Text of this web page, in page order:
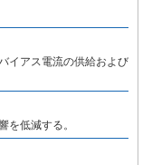
イアス電流の供給および
を低減する。